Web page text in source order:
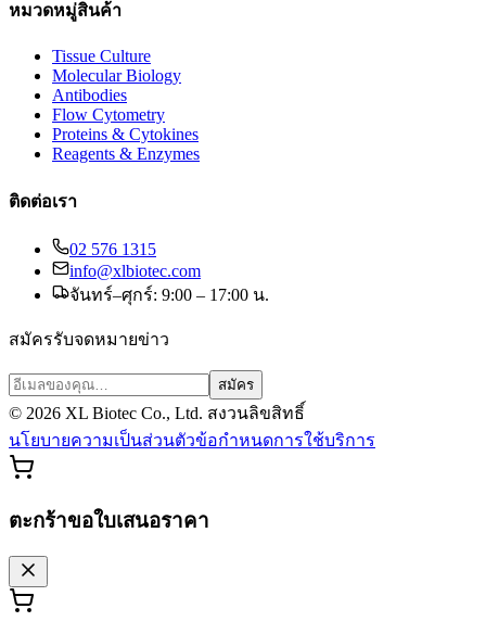
หมวดหมู่สินค้า
Tissue Culture
Molecular Biology
Antibodies
Flow Cytometry
Proteins & Cytokines
Reagents & Enzymes
ติดต่อเรา
02 576 1315
info@xlbiotec.com
จันทร์–ศุกร์: 9:00 – 17:00 น.
สมัครรับจดหมายข่าว
สมัคร
© 2026 XL Biotec Co., Ltd. สงวนลิขสิทธิ์
นโยบายความเป็นส่วนตัวข้อกำหนดการใช้บริการ
ตะกร้าขอใบเสนอราคา